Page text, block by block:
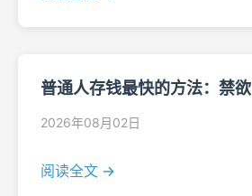
普通人存钱最快的方法：禁欲
2026年08月02日
阅读全文 →